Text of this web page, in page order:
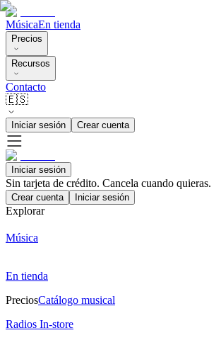
MúsicaEn tienda
Precios
Recursos
Contacto
🇪🇸
Iniciar sesión Crear cuenta
Iniciar sesión
Sin tarjeta de crédito. Cancela cuando quieras.
Crear cuenta Iniciar sesión
Explorar
Música
En tienda
PreciosCatálogo musical
Radios In-store